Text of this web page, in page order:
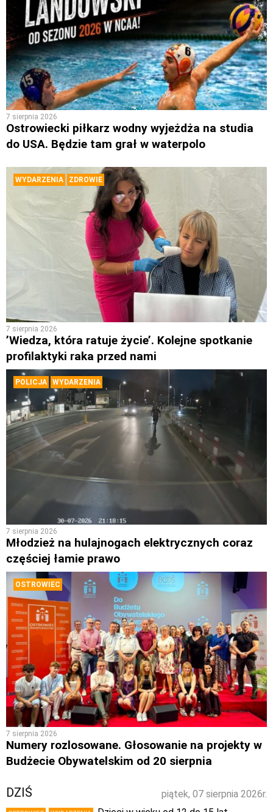
7 sierpnia 2026
Ostrowiecki piłkarz wodny wyjeżdża na studia
do USA. Będzie tam grał w waterpolo
WYDARZENIA ZDROWIE
7 sierpnia 2026
’Wiedza, która ratuje życie’. Kolejne spotkanie
profilaktyki raka przed nami
POLICJA WYDARZENIA
7 sierpnia 2026
Młodzież na hulajnogach elektrycznych coraz
częściej łamie prawo
OSTROWIEC
7 sierpnia 2026
Numery rozlosowane. Głosowanie na projekty w
Budżecie Obywatelskim od 20 sierpnia
piątek, 07 sierpnia 2026r.
DZIŚ